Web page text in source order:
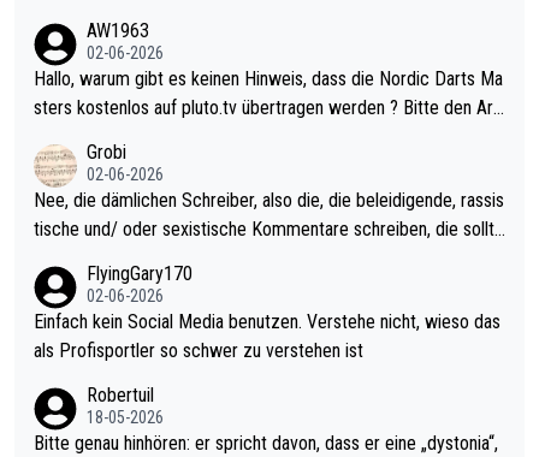
Allerdings ist Mitchell Lawrie als Nummer 1 der Welt eh qualifi
ziert. Somit ändert die automatische Qualifikation des Weltmei
sters erstmal nichts. Ich denke sie wollen damit für nächstes J
ohl wenig WDF Turniere spielen. Dies war bei Archie Self letzt
es Jahr der Fall. Er musste als amtierender Weltmeister durch
den Qualifier und ich glaube kaum, dass Mitchel sich das (in Ve
el hat.
AW1963
02-06-2026
Hallo, warum gibt es keinen Hinweis, dass die Nordic Darts Ma
sters kostenlos auf pluto.tv übertragen werden ? Bitte den Arti
Grobi
02-06-2026
Nee, die dämlichen Schreiber, also die, die beleidigende, rassis
tische und/ oder sexistische Kommentare schreiben, die sollte
s Leben in den Griff kriegen. Nur eins wundert mich: Luke Little
r war doch neulich erst derjenige, der über Social Media GvV p
rovoziert hat. Und Littlers Mutter schießt öfters mal gegen Ric
FlyingGary170
02-06-2026
Einfach kein Social Media benutzen. Verstehe nicht, wieso das
als Profisportler so schwer zu verstehen ist
Robertuil
18-05-2026
Bitte genau hinhören: er spricht davon, dass er eine „dystonia“,